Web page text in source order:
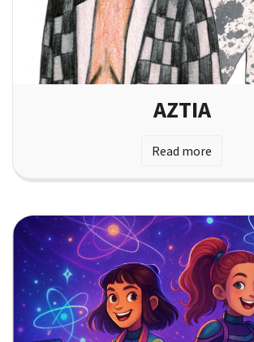
AZTIA
Read more